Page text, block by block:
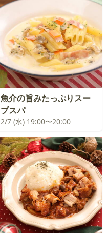
魚介の旨みたっぷりスー
プスパ
2/7 (水) 19:00〜20:00